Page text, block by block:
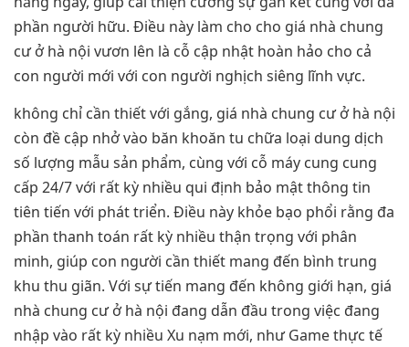
phần người hữu. Điều này làm cho cho giá nhà chung
cư ở hà nội vươn lên là cỗ cập nhật hoàn hảo cho cả
con người mới với con người nghịch siêng lĩnh vực.
không chỉ cần thiết với gắng, giá nhà chung cư ở hà nội
còn đề cập nhở vào băn khoăn tu chữa loại dung dịch
số lượng mẫu sản phẩm, cùng với cỗ máy cung cung
cấp 24/7 với rất kỳ nhiều qui định bảo mật thông tin
tiên tiến với phát triển. Điều này khỏe bạo phổi rằng đa
phần thanh toán rất kỳ nhiều thận trọng với phân
minh, giúp con người cần thiết mang đến bình trung
khu thu giãn. Với sự tiến mang đến không giới hạn, giá
nhà chung cư ở hà nội đang dẫn đầu trong việc đang
nhập vào rất kỳ nhiều Xu nạm mới, như Game thực tế